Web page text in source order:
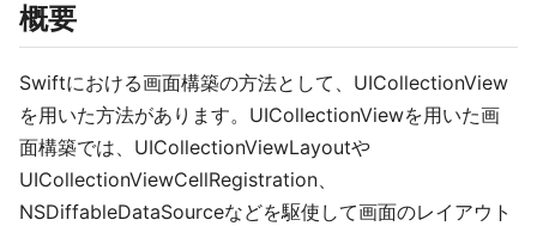
概要
Swiftにおける画面構築の方法として、UICollectionView
を用いた方法があります。UICollectionViewを用いた画
面構築では、UICollectionViewLayoutや
UICollectionViewCellRegistration、
NSDiffableDataSourceなどを駆使して画面のレイアウト